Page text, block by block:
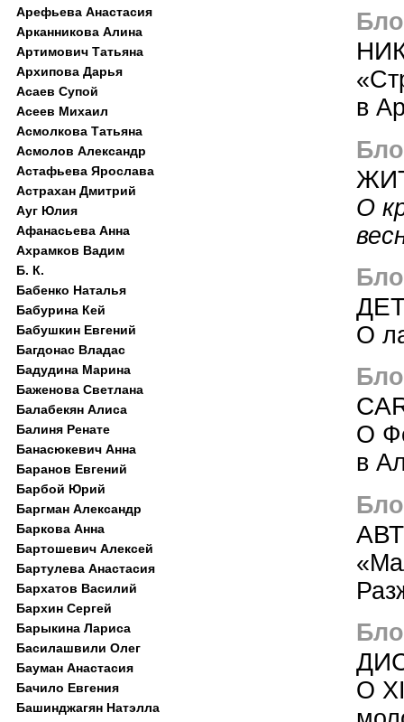
в
О
О
О
в
O
Арефьева Анастасия
Арканникова Алина
Артимович Татьяна
Архипова Дарья
Асаев Супой
Асеев Михаил
Асмолкова Татьяна
Асмолов Александр
Астафьева Ярослава
Астрахан Дмитрий
Ауг Юлия
Афанасьева Анна
Ахрамков Вадим
Б. К.
Бабенко Наталья
Бабурина Кей
Бабушкин Евгений
Багдонас Владас
Бадудина Марина
Баженова Светлана
Балабекян Алиса
Балиня Ренате
Банасюкевич Анна
Баранов Евгений
Барбой Юрий
Баргман Александр
Баркова Анна
Бартошевич Алексей
Бартулева Анастасия
Бархатов Василий
Бархин Сергей
Барыкина Лариса
Басилашвили Олег
Бауман Анастасия
Бачило Евгения
Башинджагян Натэлла